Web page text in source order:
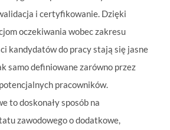
i certyfikowanie. Dzięki
oczekiwania wobec zakresu
kandydatów do pracy stają się jasne
samo definiowane zarówno przez
pracowników.
to doskonały sposób na
zawodowego o dodatkowe,